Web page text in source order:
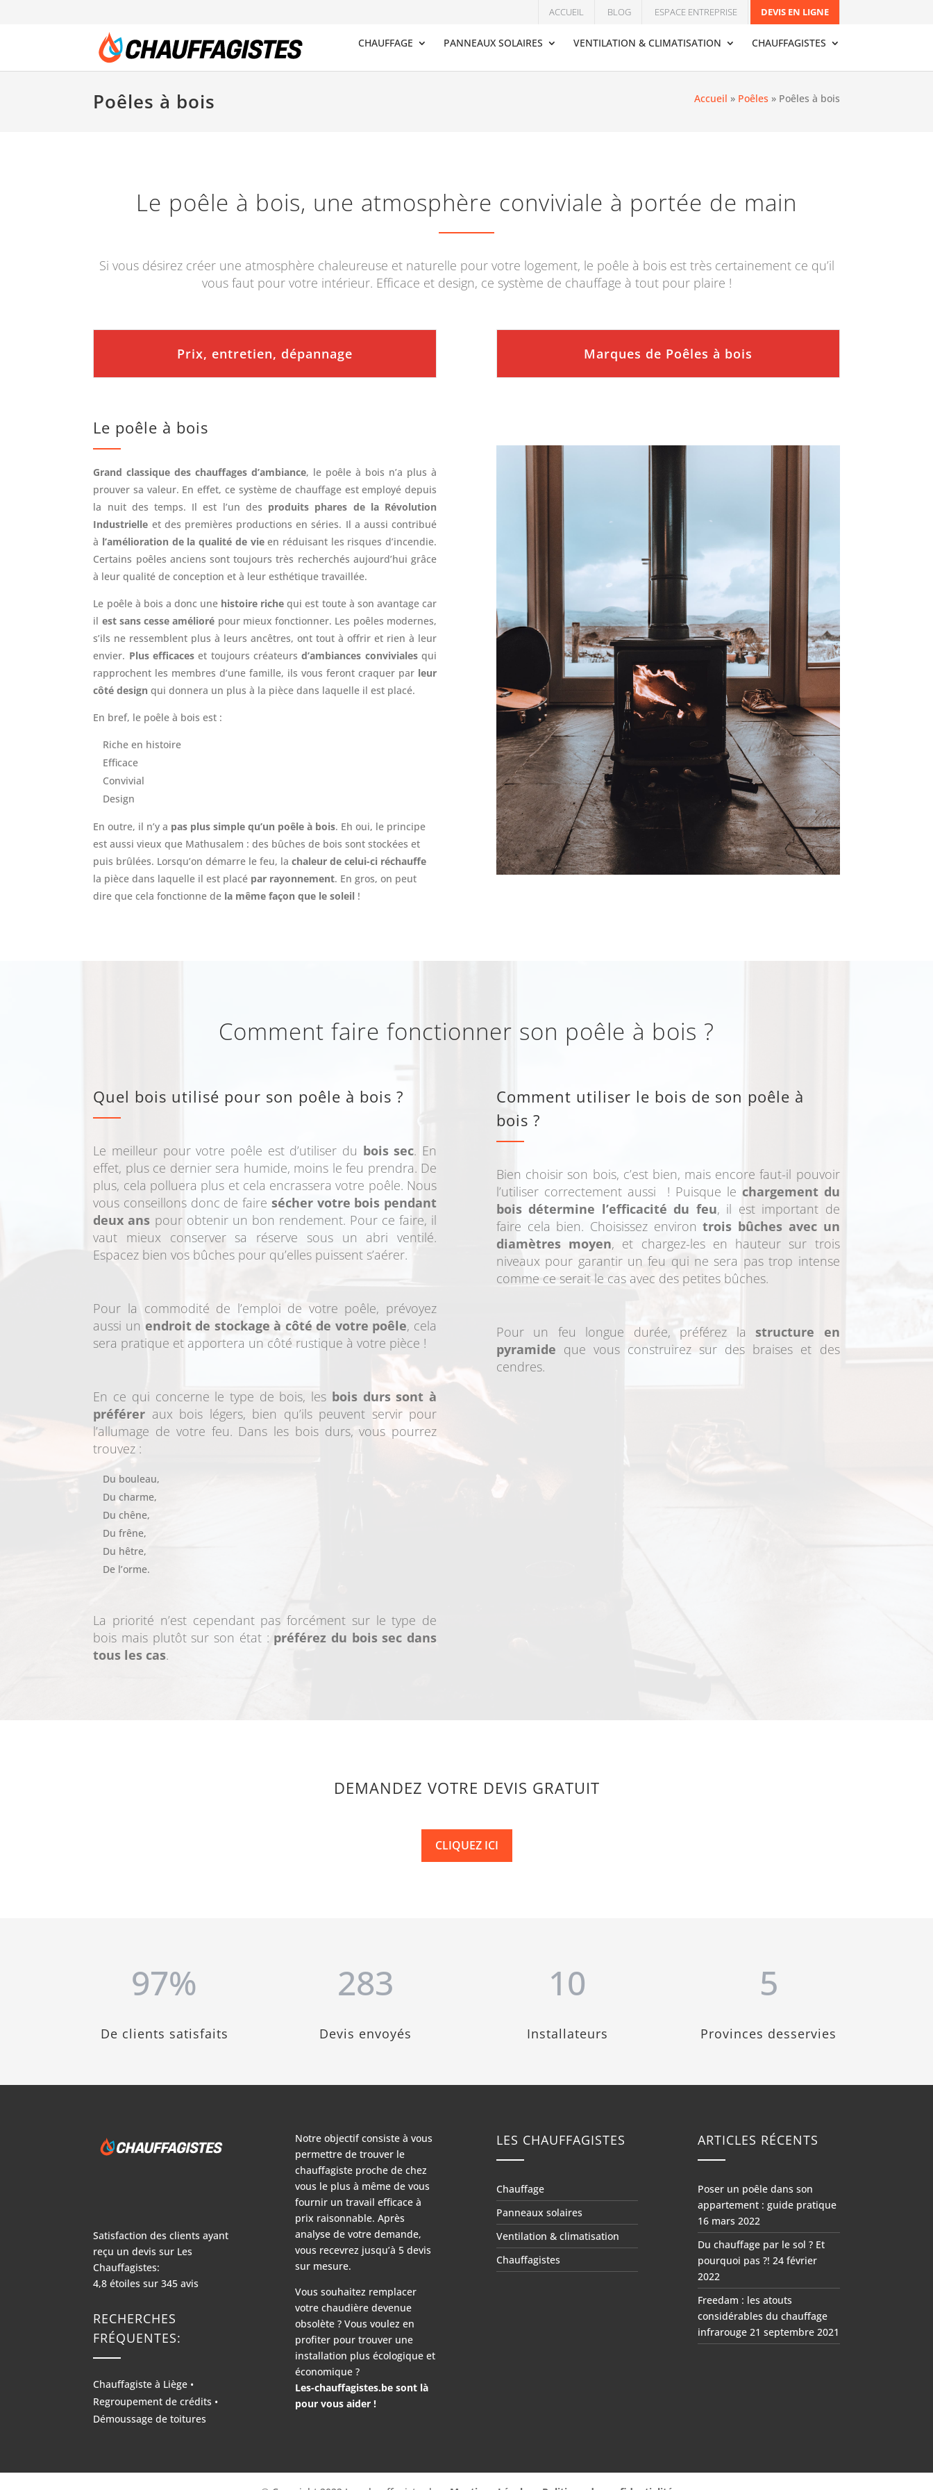
ACCUEIL BLOG ESPACE ENTREPRISE DEVIS EN LIGNE
CHAUFFAGE PANNEAUX SOLAIRES VENTILATION & CLIMATISATION CHAUFFAGISTES
Poêles à bois Accueil » Poêles » Poêles à bois
Le poêle à bois, une atmosphère conviviale à portée de main
Si vous désirez créer une atmosphère chaleureuse et naturelle pour votre logement, le poêle à bois est très certainement ce qu’il
vous faut pour votre intérieur. Efficace et design, ce système de chauffage à tout pour plaire !
Prix, entretien, dépannage Marques de Poêles à bois
Le poêle à bois
Grand classique des chauffages d’ambiance, le poêle à bois n’a plus à
prouver sa valeur. En effet, ce système de chauffage est employé depuis
la nuit des temps. Il est l’un des produits phares de la Révolution
Industrielle et des premières productions en séries. Il a aussi contribué
à l’amélioration de la qualité de vieen réduisant les risques d’incendie.
Certains poêles anciens sont toujours très recherchés aujourd’hui grâce
à leur qualité de conception et à leur esthétique travaillée.
Le poêle à bois a donc une histoire riche qui est toute à son avantage car
il est sans cesse amélioré pour mieux fonctionner. Les poêles modernes,
s’ils ne ressemblent plus à leurs ancêtres, ont tout à offrir et rien à leur
envier. Plus efficaces et toujours créateursd’ambiances convivialesqui
rapprochent les membres d’une famille, ils vous feront craquer par leur
côté design qui donnera un plus à la pièce dans laquelle il est placé.
En bref, le poêle à bois est :
Riche en histoire
Efficace
Convivial
Design
En outre, il n’y a pas plus simple qu’un poêle à bois. Eh oui, le principe
est aussi vieux que Mathusalem : des bûches de bois sont stockées et
puis brûlées. Lorsqu’on démarre le feu, la chaleur de celui-ci réchauffe
la pièce dans laquelle il est placé par rayonnement. En gros, on peut
dire que cela fonctionne de la même façon que le soleil !
Comment faire fonctionner son poêle à bois ?
Quel bois utilisé pour son poêle à bois ?
Le meilleur pour votre poêle est d’utiliser du bois sec. En
effet, plus ce dernier sera humide, moins le feu prendra. De
plus, cela polluera plus et cela encrassera votre poêle. Nous
vous conseillons donc de faire sécher votre bois pendant
deux ans pour obtenir un bon rendement. Pour ce faire, il
vaut mieux conserver sa réserve sous un abri ventilé.
Espacez bien vos bûches pour qu’elles puissent s’aérer.
Pour la commodité de l’emploi de votre poêle, prévoyez
aussi un endroit de stockage à côté de votre poêle, cela
sera pratique et apportera un côté rustique à votre pièce !
En ce qui concerne le type de bois, les bois durs sont à
préférer aux bois légers, bien qu’ils peuvent servir pour
l’allumage de votre feu. Dans les bois durs, vous pourrez
trouvez :
Du bouleau,
Du charme,
Du chêne,
Du frêne,
Du hêtre,
De l’orme.
La priorité n’est cependant pas forcément sur le type de
bois mais plutôt sur son état : préférez du bois sec dans
tous les cas.
Comment utiliser le bois de son poêle à
bois ?
Bien choisir son bois, c’est bien, mais encore faut-il pouvoir
l’utiliser correctement aussi ! Puisque le chargement du
bois détermine l’efficacité du feu, il est important de
faire cela bien. Choisissez environ trois bûches avec un
diamètres moyen, et chargez-les en hauteur sur trois
niveaux pour garantir un feu qui ne sera pas trop intense
comme ce serait le cas avec des petites bûches.
Pour un feu longue durée, préférez la structure en
pyramide que vous construirez sur des braises et des
cendres.
DEMANDEZ VOTRE DEVIS GRATUIT
CLIQUEZ ICI
97%
De clients satisfaits
283
Devis envoyés
10
Installateurs
5
Provinces desservies
Satisfaction des clients ayant
reçu un devis sur Les
Chauffagistes:
4,8 étoiles sur345 avis
RECHERCHES
FRÉQUENTES:
Chauffagiste à Liège •
Regroupement de crédits •
Démoussage de toitures
Notre objectif consiste à vous
permettre de trouver le
chauffagiste proche de chez
vous le plus à même de vous
fournir un travail efficace à
prix raisonnable. Après
analyse de votre demande,
vous recevrez jusqu’à 5 devis
sur mesure.
Vous souhaitez remplacer
votre chaudière devenue
obsolète ? Vous voulez en
profiter pour trouver une
installation plus écologique et
économique ?
Les-chauffagistes.be sont là
pour vous aider !
LES CHAUFFAGISTES
Chauffage
Panneaux solaires
Ventilation & climatisation
Chauffagistes
ARTICLES RÉCENTS
Poser un poêle dans son
appartement : guide pratique
16 mars 2022
Du chauffage par le sol ? Et
pourquoi pas ?! 24 février
2022
Freedam : les atouts
considérables du chauffage
infrarouge 21 septembre 2021